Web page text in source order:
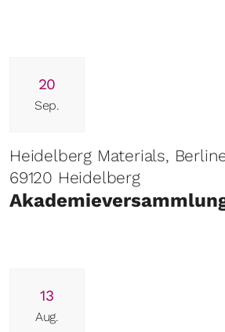
20
Sep.
Heidelberg Materials,
69120 Heidelberg
13
Aug.